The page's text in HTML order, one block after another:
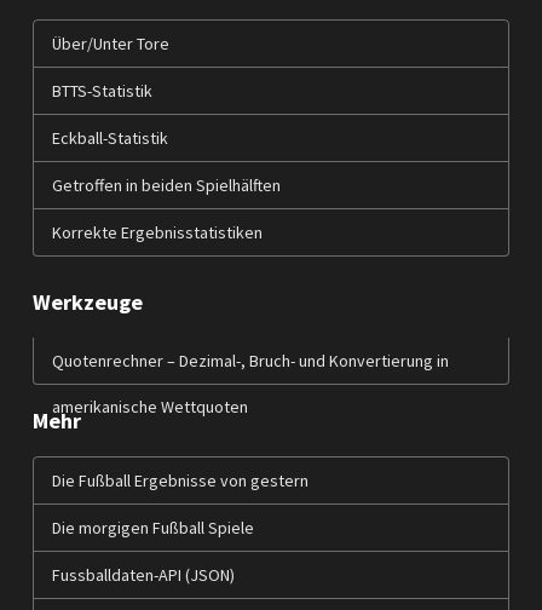
Über/Unter Tore
BTTS-Statistik
Eckball-Statistik
Getroffen in beiden Spielhälften
Korrekte Ergebnisstatistiken
Werkzeuge
Quotenrechner – Dezimal-, Bruch- und Konvertierung in
amerikanische Wettquoten
Mehr
Die Fußball Ergebnisse von gestern
Die morgigen Fußball Spiele
Fussballdaten-API (JSON)